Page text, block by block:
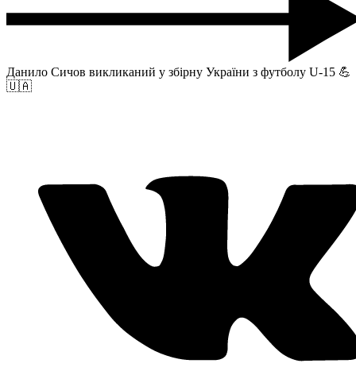
Данило Сичов викликаний у збірну України з футболу U-15 💪
🇺🇦